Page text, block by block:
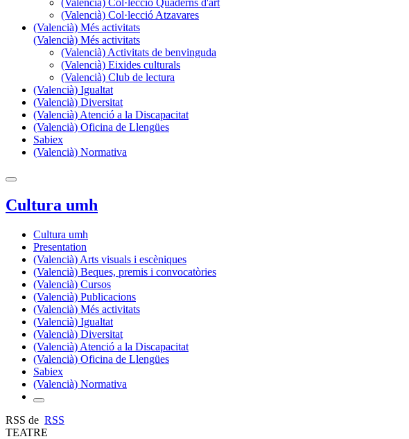
(Valencià) Col·lecció Quaderns d'art
(Valencià) Col·lecció Atzavares
(Valencià) Més activitats
(Valencià) Més activitats
(Valencià) Activitats de benvinguda
(Valencià) Eixides culturals
(Valencià) Club de lectura
(Valencià) Igualtat
(Valencià) Diversitat
(Valencià) Atenció a la Discapacitat
(Valencià) Oficina de Llengües
Sabiex
(Valencià) Normativa
Cultura umh
Cultura umh
Presentation
(Valencià) Arts visuals i escèniques
(Valencià) Beques, premis i convocatòries
(Valencià) Cursos
(Valencià) Publicacions
(Valencià) Més activitats
(Valencià) Igualtat
(Valencià) Diversitat
(Valencià) Atenció a la Discapacitat
(Valencià) Oficina de Llengües
Sabiex
(Valencià) Normativa
RSS de RSS
TEATRE